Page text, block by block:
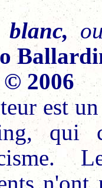
blanc,
2006
est
qui